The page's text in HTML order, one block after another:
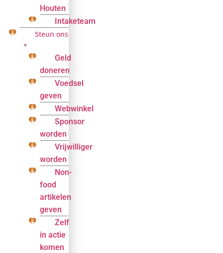
Houten
Intaketeam
Steun ons
Geld
doneren
Voedsel
geven
Webwinkel
Sponsor
worden
Vrijwilliger
worden
Non-
food
artikelen
geven
Zelf
in actie
komen